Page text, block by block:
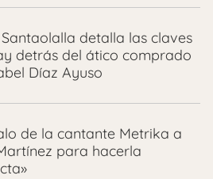
detalla las claves
detrás del ático comprado
Díaz Ayuso
de la cantante Metrika a
para hacerla